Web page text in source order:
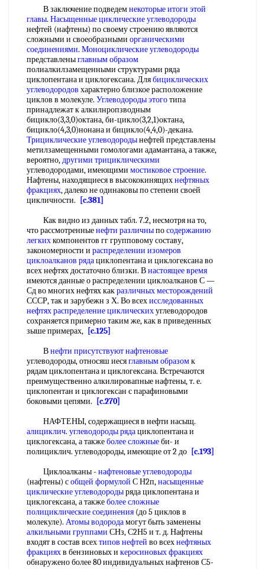
В заключение подведемнекоторые итоги этой
главы. Насыщенные циклические углеводороды
нефтей (нафтены) по своему строению являются
сложными и своеобразными органическими
соединениями. Моноциклические углеводороды
представленыглавным образом
полиалкилзамещенными структурами ряда
циклопентана и циклогексана. Длябициклических
углеводородов характерно близкое расположение
циклов в молекуле. Углеводороды этоготипа
принадлежат к алкилнропзводным
бицикло(3,3,0)октана, би-цикло(3,2,1)октана,
бицикло(4,3,0)нонана и бицикло(4,4,0)-декана.
Трициклические углеводородынефтей представлены
метилзамещенными гомологами адамантана, а также,
вероятно,другими трициклическими
углеводородами, имеющими мостиковое строение.
Нафтены, находящиеся в высококинящихнефтяных
фракциях, далеко не одинаковы по степени своей
цикличности.
[c.381]
Как видно из данных табл. 7.2, несмотря на то,
что рассмотренныенефти различныпосодержанию
легкихкомпонентов гг групповому составу,
закономерности и распределении изомеров
циклоалканов рядациклопентана и циклогексана во
всех нефтях достаточно близки. Внастоящее время
имеются данные о распределении циклоалканов С —
Сд во многих нефтях какразличных месторождений
СССР, так и зарубежн з Х. Во всехисследованных
нефтяхраспределение циклическихуглеводородов
сохраняется примерно таким же, как в приведенных
зыше примерах, [c.125]
Внефти присутствуют нафтеновые
углеводороды, относяш иесяглавным образомк
рядам циклопентана и циклогексана. Встречаются
преимущественно алкилировапные нафтены, т. е.
циклопентан и циклогексан с парафиновыми
боковыми цепями.
[c.270]
НАФТЕНЫ, содержащиеся в нефти насыщ.
алициклич. углеводороды рядациклопентана и
циклогексана, а такжеболее сложныеби- и
полициклич. углеводороды, имеющие от 2 до [c.193]
Циклоалканы - нафтеновые углеводороды
(нафтены) собщей формулой С Н2п,насыщенные
циклические углеводородыряда циклопентана и
циклогексана, а такжеболее сложные
полициклические соединения (до 5 циклов в
молекуле). Атомы водородамогут быть заменены
алкильными группами СНз, С2Н5 и т. д. Нафтены
входят в состав всехтипов нефтей во всехнефтяных
фракцияхв бензиновых и керосиновых фракциях
обнаружено более 80 индивидуальных нафтенов С5-